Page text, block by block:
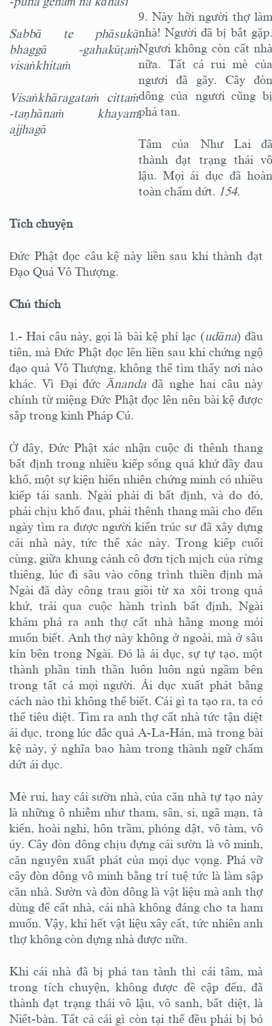
Sabbā te phāsukā
bhaggā -gahakūṭaṁ
visaṅkhitaṁ
Visaṅkhāragataṁ cittaṁ
-taṇhānaṁ khayam
ajjhagā
9. Này hỡi người thợ làm
nhà! Người đã bị bắt gặp.
Ngươi không còn cất nhà
nữa. Tất cả rui mè của
ngươi đã gãy. Cây đòn
dông của ngươi cũng bị
phá tan.
Tâm của Như Lai đã
thành đạt trạng thái vô
lậu. Mọi ái dục đã hoàn
toàn chấm dứt. 154.
Tích chuyện
Ðức Phật đọc câu kệ này liền sau khi thành đạt
Ðạo Quả Vô Thượng.
Chú thích
1.- Hai câu này, gọi là bài kệ phỉ lạc (udāna) đầu
tiên, mà Ðức Phật đọc lên liền sau khi chứng ngộ
đạo quả Vô Thượng, không thể tìm thấy nơi nào
khác. Vì Ðại đức Ānandađã nghe hai câu này
chính từ miệng Ðức Phật đọc lên nên bài kệ được
sắp trong kinh Pháp Cú.
Ở đây, Ðức Phật xác nhận cuộc đi thênh thang
bất định trong nhiều kiếp sống quá khứ đầy đau
khổ, một sự kiện hiển nhiên chứng minh có nhiều
kiếp tái sanh. Ngài phải đi bất định, và do đó,
phải chịu khổ đau, phải thênh thang mãi cho đến
ngày tìm ra được người kiến trúc sư đã xây dựng
cái nhà này, tức thể xác này. Trong kiếp cuối
cùng, giữa khung cảnh cô đơn tịch mịch của rừng
thiêng, lúc đi sâu vào công trình thiền định mà
Ngài đã dày công trau giồi từ xa xôi trong quá
khứ, trải qua cuộc hành trình bất định, Ngài
khám phá ra anh thợ cất nhà hằng mong mỏi
muốn biết. Anh thợ này không ở ngoài, mà ở sâu
kín bên trong Ngài. Ðó là ái dục, sự tự tạo, một
thành phần tinh thần luôn luôn ngủ ngầm bên
trong tất cả mọi người. Ái dục xuất phát bằng
cách nào thì không thể biết. Cái gì ta tạo ra, ta có
thể tiêu diệt. Tìm ra anh thợ cất nhà tức tận diệt
ái dục, trong lúc đắc quả A-La-Hán, mà trong bài
kệ này, ý nghĩa bao hàm trong thành ngữ chấm
dứt ái dục.
Mè rui, hay cái sườn nhà, của căn nhà tự tạo này
là những ô nhiễm như tham, sân, si, ngã mạn, tà
kiến, hoài nghi, hôn trầm, phóng dật, vô tàm, vô
úy. Cây đòn dông chịu đựng cái sườn là vô minh,
căn nguyên xuất phát của mọi dục vọng. Phá vỡ
cây đòn dông vô minh bằng trí tuệ tức là làm sập
căn nhà. Sườn và đòn dông là vật liệu mà anh thợ
dùng để cất nhà, cái nhà không đáng cho ta ham
muốn. Vậy, khi hết vật liệu xây cất, tức nhiên anh
thợ không còn dựng nhà được nữa.
Khi cái nhà đã bị phá tan tành thì cái tâm, mà
trong tích chuyện, không được đề cập đến, đã
thành đạt trạng thái vô lậu, vô sanh, bất diệt, là
Niết-bàn. Tất cả cái gì còn tại thế đều phải bị bỏ